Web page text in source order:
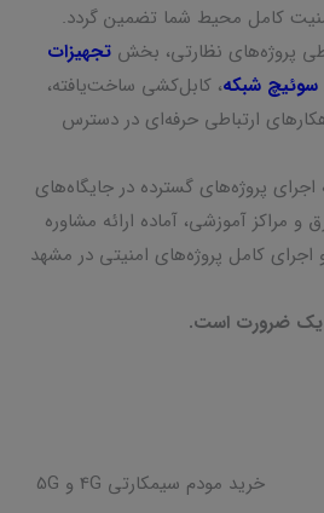
کامل محیط شما تضمین گردد.
پروژه‌های نظارتی، بخش تجهیزات
سوئیچ شبکه، کابل‌کشی ساخت‌یافته،
ارتباطی حرفه‌ای در دسترس
اجرای پروژه‌های گسترده در جایگاه‌های
آموزشی، آماده ارائه مشاوره
کامل پروژه‌های امنیتی در مشهد
یک ضرورت است.
خرید مودم سیمکارتی 4G و 5G